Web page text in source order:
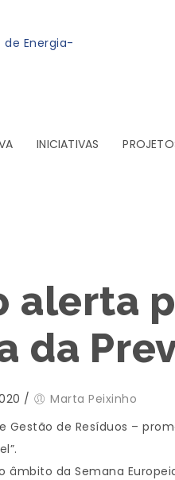
INICIATIVAS
alerta
da
/
Marta Peixinho
Gestão de Resíduos –
âmbito da Semana